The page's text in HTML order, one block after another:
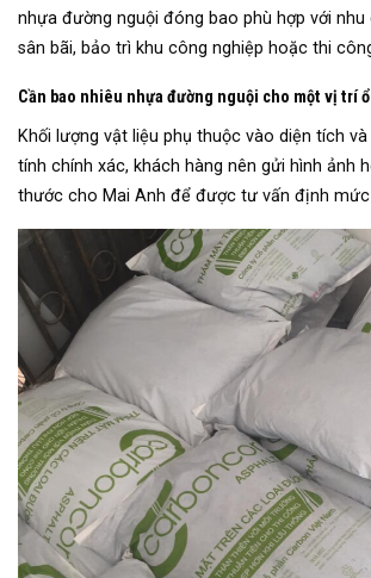
nhựa đường nguội đóng bao phù hợp với
sân bãi, bảo trì khu công nghiệp hoặc thi
Cần bao nhiêu nhựa đường nguội cho một vị trí
Khối lượng vật liệu phụ thuộc vào diện tích
tính chính xác, khách hàng nên gửi hình ảnh
thước cho Mai Anh để được tư vấn định mức